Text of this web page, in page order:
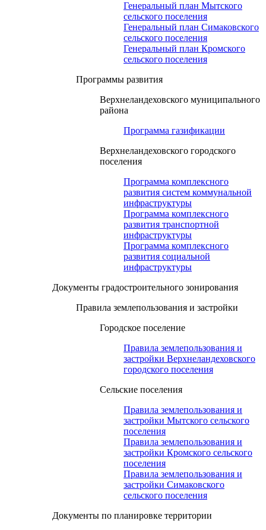
Генеральный план Мытского
сельского поселения
Генеральный план Симаковского
сельского поселения
Генеральный план Кромского
сельского поселения
Программы развития
Верхнеландеховского муниципального
района
Программа газификации
Верхнеландеховского городского
поселения
Программа комплексного
развития систем коммунальной
инфраструктуры
Программа комплексного
развития транспортной
инфраструктуры
Программа комплексного
развития социальной
инфраструктуры
Документы градостроительного зонирования
Правила землепользования и застройки
Городское поселение
Правила землепользования и
застройки Верхнеландеховского
городского поселения
Сельские поселения
Правила землепользования и
застройки Мытского сельского
поселения
Правила землепользования и
застройки Кромского сельского
поселения
Правила землепользования и
застройки Симаковского
сельского поселения
Документы по планировке территории